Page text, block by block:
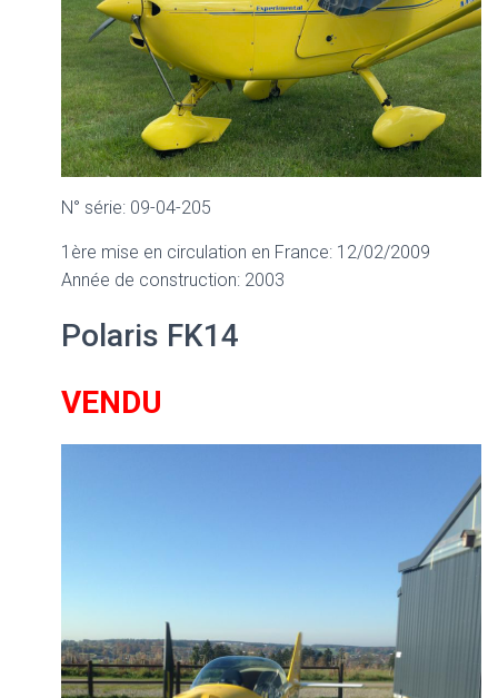
N° série: 09-04-205
1ère mise en circulation en France: 12/02/2009
Année de construction: 2003
Polaris FK14
VENDU